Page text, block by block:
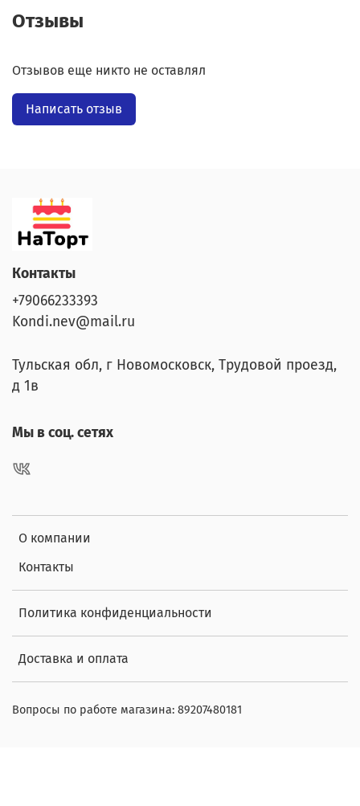
Отзывы
Отзывов еще никто не оставлял
Написать отзыв
О компании
Контакты
Политика конфиденциальности
Доставка и оплата
Контакты
+79066233393
Kondi.nev@mail.ru
Тульская обл, г Новомосковск, Трудовой проезд,
д 1в
Мы в соц. сетях
Вопросы по работе магазина: 89207480181